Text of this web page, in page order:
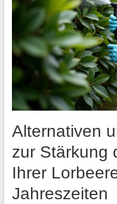
Alternativen
zur Stärkung
Ihrer
Jahreszeiten